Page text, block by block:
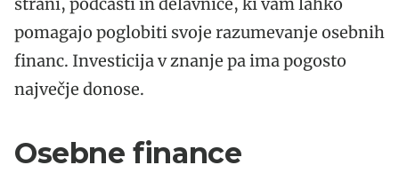
strani, podcasti in delavnice, ki vam lahko
pomagajo poglobiti svoje razumevanje osebnih
financ. Investicija v znanje pa ima pogosto
največje donose.
Osebne finance